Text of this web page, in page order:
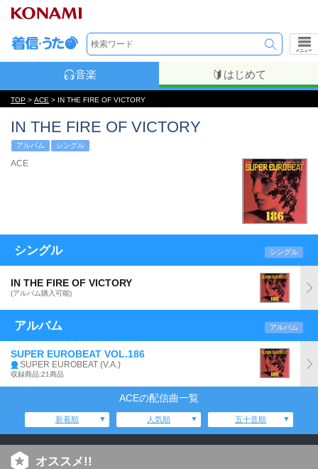
メニュー
音楽 はじめて
TOP > ACE > IN THE FIRE OF VICTORY
IN THE FIRE OF VICTORY
アルバム シングル
ACE
シングル シングル
IN THE FIRE OF VICTORY
(アルバム購入可能)
アルバム アルバム
SUPER EUROBEAT VOL.186
SUPER EUROBEAT (V.A.)
収録商品:21商品
ACEの配信曲一覧
新着順 人気順 五十音順
オススメ!!